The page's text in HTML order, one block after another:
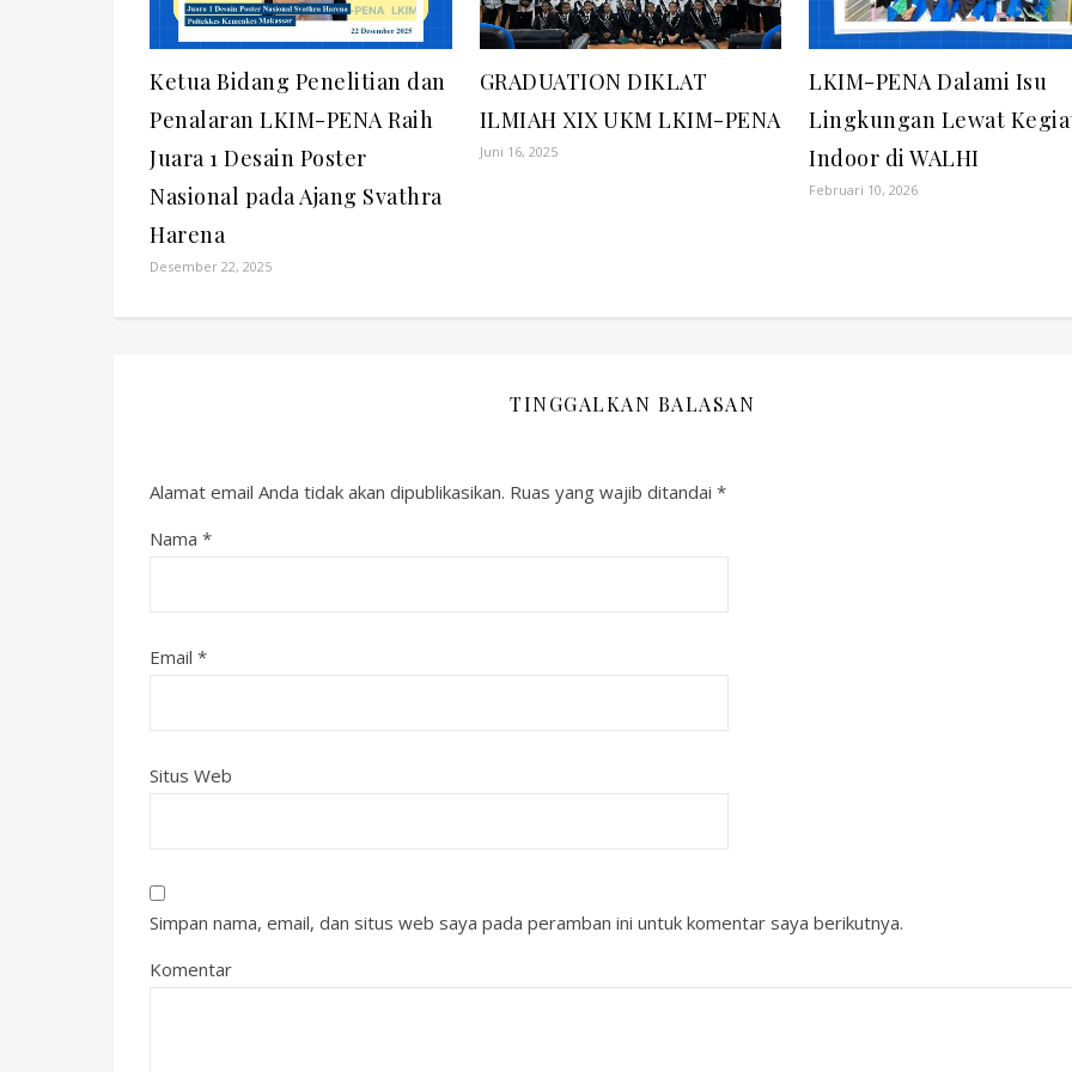
Ketua Bidang Penelitian dan
Penalaran LKIM-PENA Raih
Juara 1 Desain Poster
Nasional pada Ajang Svathra
Harena
Desember 22, 2025
GRADUATION DIKLAT
ILMIAH XIX UKM LKIM-PENA
Juni 16, 2025
LKIM-PENA Dalami Isu
Lingkungan Lewat
Indoor di WALHI
Februari 10, 2026
TINGGALKAN BALASAN
Alamat email Anda tidak akan dipublikasikan. Ruas yang wajib ditandai *
Nama *
Email *
Situs Web
Simpan nama, email, dan situs web saya pada peramban ini untuk komentar saya berikutnya.
Komentar